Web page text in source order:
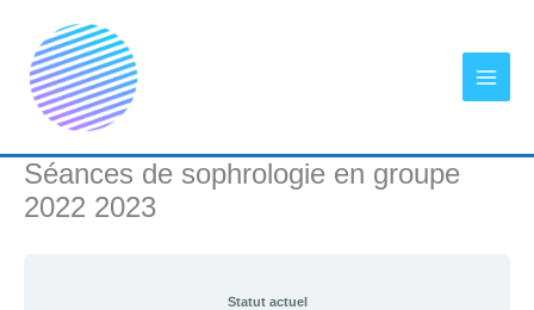
contenu
Séances de sophrologie en groupe
2022 2023
Statut actuel